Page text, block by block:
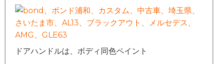
ドアハンドルは、ボディ同色ペイント